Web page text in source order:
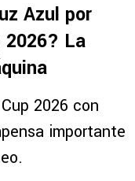
Azul por
2026? La
2026 con
importante